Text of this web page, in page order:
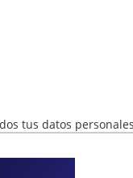
tus datos